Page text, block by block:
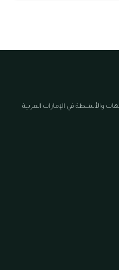
والأنشطة في الإمارات العربية